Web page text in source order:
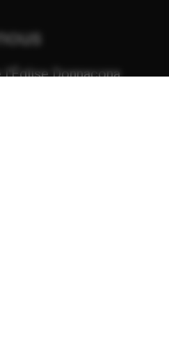
l'Église Donnacona